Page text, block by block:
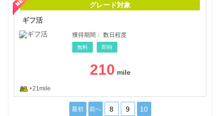
グレード対象
ギフ活
獲得期間： 数日程度
無料 即時
210
+21mile
最初 前へ 8 9 10